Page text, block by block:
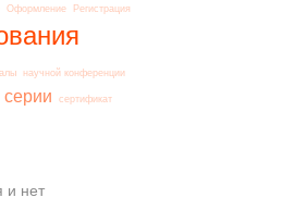
Оформление Регистрация
научной конференции
серии сертификат
и нет